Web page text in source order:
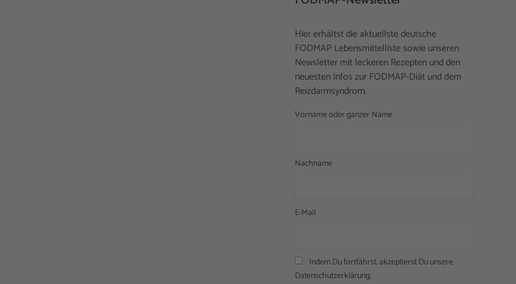
Hier erhältst die aktuellste deutsche
FODMAP Lebensmittelliste sowie unseren
Newsletter mit leckeren Rezepten und den
neuesten Infos zur FODMAP-Diät und dem
Reizdarmsyndrom.
Vorname oder ganzer Name
Nachname
E-Mail
Indem Du fortfährst, akzeptierst Du unsere
Datenschutzerklärung.